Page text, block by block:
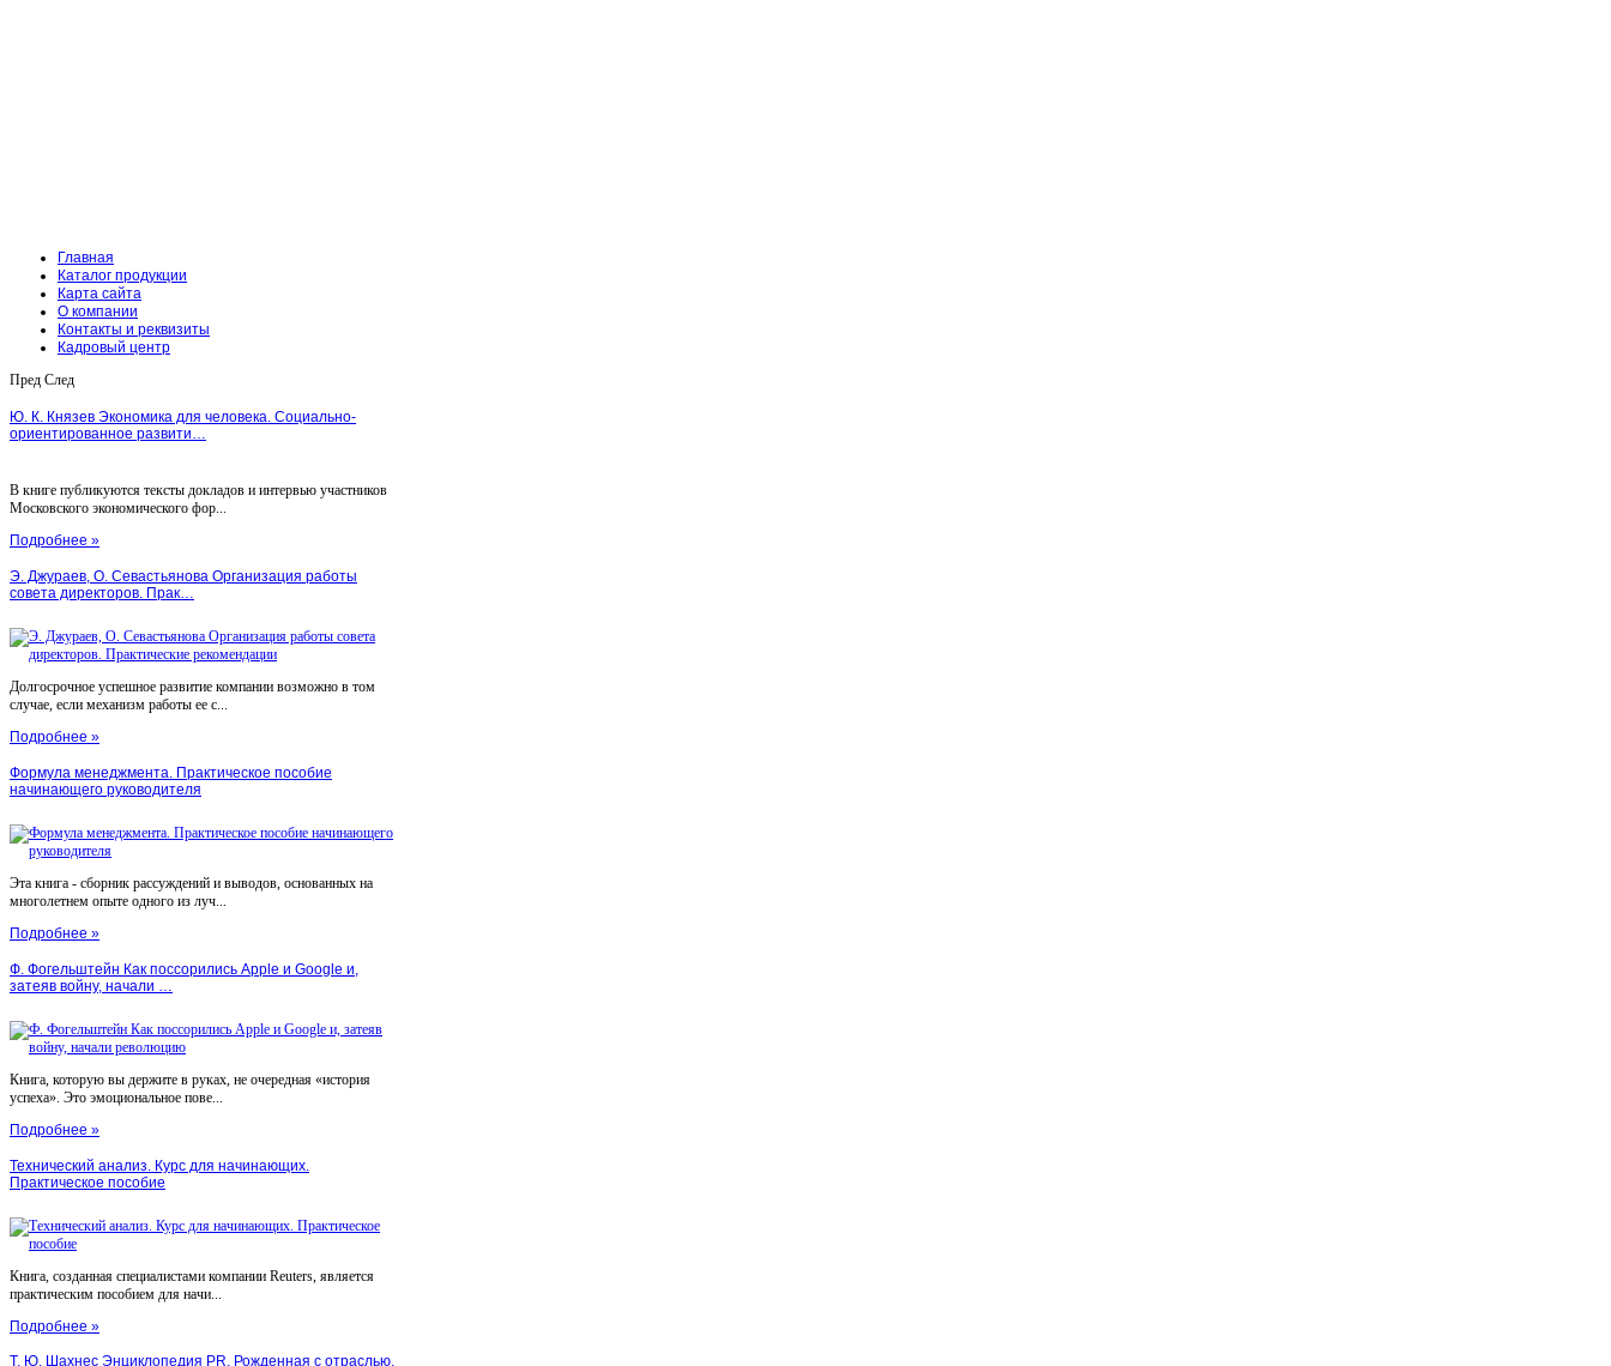
Главная
Каталог продукции
Карта сайта
О компании
Контакты и реквизиты
Кадровый центр
Пред След
Ю. К. Князев Экономика для человека. Социально-
ориентированное развити…
В книге публикуются тексты докладов и интервью участников
Московского экономического фор...
Подробнее »
Э. Джураев, О. Севастьянова Организация работы
совета директоров. Прак…
Долгосрочное успешное развитие компании возможно в том
случае, если механизм работы ее с...
Подробнее »
Формула менеджмента. Практическое пособие
начинающего руководителя
Эта книга - сборник рассуждений и выводов, основанных на
многолетнем опыте одного из луч...
Подробнее »
Ф. Фогельштейн Как поссорились Apple и Google и,
затеяв войну, начали …
Книга, которую вы держите в руках, не очередная «история
успеха». Это эмоциональное пове...
Подробнее »
Технический анализ. Курс для начинающих.
Практическое пособие
Книга, созданная специалистами компании Reuters, является
практическим пособием для начи...
Подробнее »
Т. Ю. Шахнес Энциклопедия PR. Рожденная с отраслью.